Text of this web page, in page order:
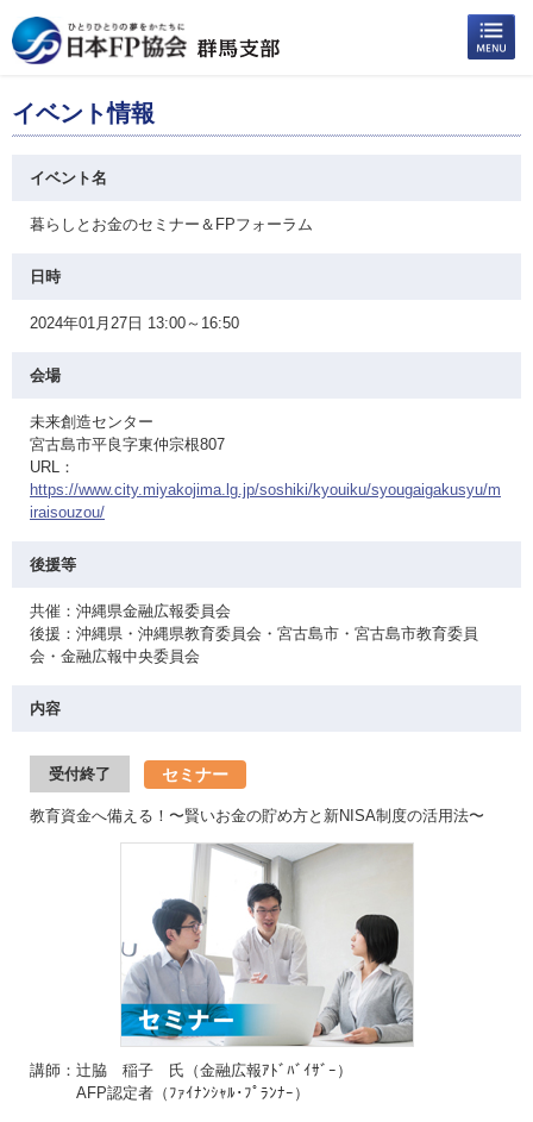
イベント情報
イベント名
暮らしとお金のセミナー＆FPフォーラム
日時
2024年01月27日 13:00～16:50
会場
未来創造センター
宮古島市平良字東仲宗根807
URL：
https://www.city.miyakojima.lg.jp/soshiki/kyouiku/syougaigakusyu/m
iraisouzou/
後援等
共催：沖縄県金融広報委員会
後援：沖縄県・沖縄県教育委員会・宮古島市・宮古島市教育委員
会・金融広報中央委員会
内容
受付終了 セミナー
教育資金へ備える！〜賢いお金の貯め方と新NISA制度の活用法〜
講師：辻脇 稲子 氏（金融広報ｱﾄﾞﾊﾞｲｻﾞｰ）
AFP認定者（ﾌｧｲﾅﾝｼｬﾙ･ﾌﾟﾗﾝﾅｰ）